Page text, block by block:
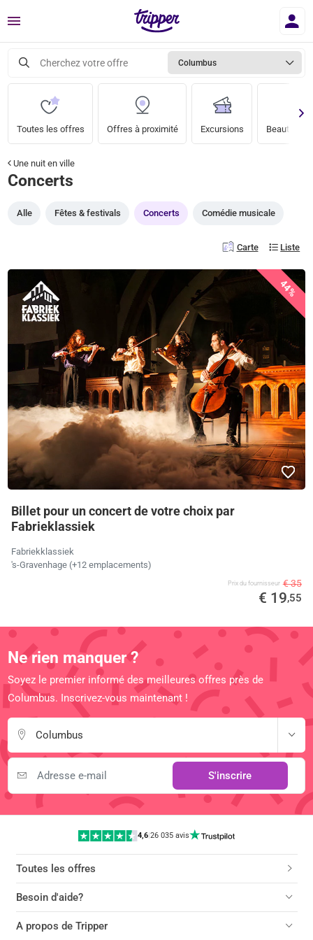
Menu
Cherchez votre offre Columbus
Toutes les offres Offres à proximité Excursions Beauté &
Une nuit en ville
Concerts
Alle Fêtes & festivals Concerts Comédie musicale
Carte Liste
44%
Billet pour un concert de votre choix par
Fabrieklassiek
Fabriekklassiek
's-Gravenhage (+12 emplacements)
Prix ​​du fournisseur € 35
€ 19,55
Ne rien manquer ?
Soyez le premier informé des meilleures offres près de
Columbus. Inscrivez-vous maintenant !
Columbus
S'inscrire
4,6|26 035 avis
Toutes les offres
Besoin d'aide?
A propos de Tripper